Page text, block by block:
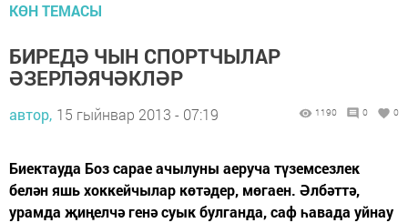
КӨН ТЕМАСЫ
БИРЕДӘ ЧЫН СПОРТЧЫЛАР
ӘЗЕРЛӘЯЧӘКЛӘР
автор, 15 гыйнвар 2013 - 07:19 1190 0 0
Биектауда Боз сарае ачылуны аеруча түземсезлек
белән яшь хоккейчылар көтәдер, мөгаен. Әлбәттә,
урамда җиңелчә генә суык булганда, саф һавада уйнау